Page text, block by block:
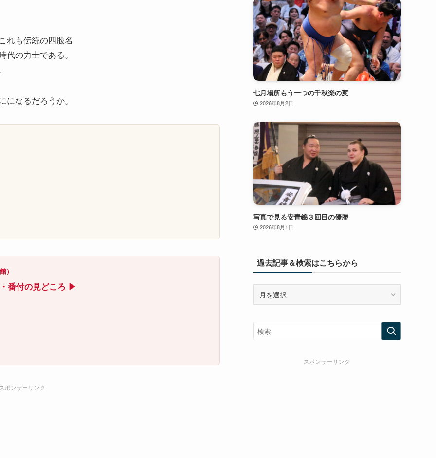
れも伝統の四股名
の力士である。
なるだろうか。
）
番付の見どころ ▶
ポンサーリンク
七月場所もう一つの千秋楽の変
2026年8月2日
写真で見る安青錦３回目の優勝
2026年8月1日
過去記事＆検索はこちらから
事
＆
検
スポンサーリンク